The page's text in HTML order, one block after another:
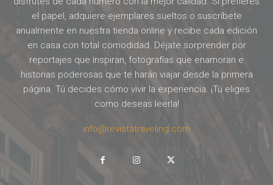
el papel, adquiere ejemplares sueltos o suscríbete
anualmente en nuestra tienda online y recibe cada edición
en casa con total comodidad. Déjate sorprender por
reportajes que inspiran, fotografías que enamoran e
historias poderosas que te harán viajar desde la primera
página. Tú decides cómo vivir la experiencia. ¡Tú eliges
como deseas leerla!
info@revistatraveling.com